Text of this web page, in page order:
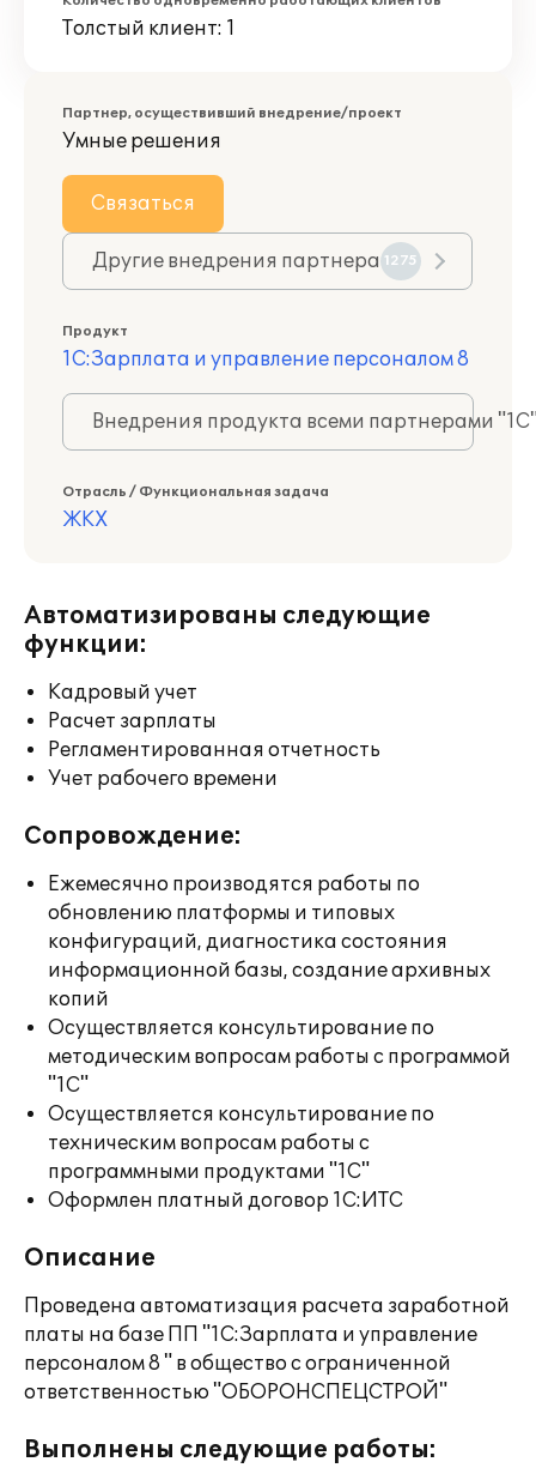
Толстый клиент: 1
Партнер, осуществивший внедрение/проект
Умные решения
Связаться
Другие внедрения партнера 1275
Продукт
1С:Зарплата и управление персоналом 8
Внедрения продукта всеми партнерами
Отрасль / Функциональная задача
ЖКХ
Автоматизированы следующие
функции:
Кадровый учет
Расчет зарплаты
Регламентированная отчетность
Учет рабочего времени
Сопровождение:
Ежемесячно производятся работы по
обновлению платформы и типовых
конфигураций, диагностика состояния
информационной базы, создание архивных
копий
Осуществляется консультирование по
методическим вопросам работы с программой
"1С"
Осуществляется консультирование по
техническим вопросам работы с
программными продуктами "1С"
Оформлен платный договор 1С:ИТС
Описание
Проведена автоматизация расчета заработной
платы на базе ПП "1С:Зарплата и управление
персоналом 8 " в общество с ограниченной
ответственностью "ОБОРОНСПЕЦСТРОЙ"
Выполнены следующие работы: